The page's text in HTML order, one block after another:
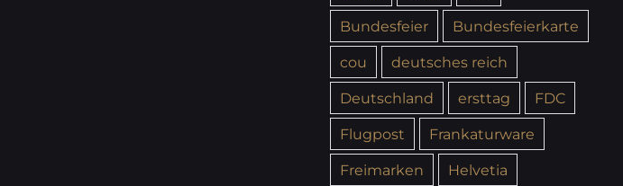
Bundesfeier
Bundesfeierkarte
cou
deutsches reich
Deutschland
ersttag
FDC
Flugpost
Frankaturware
Freimarken
Helvetia